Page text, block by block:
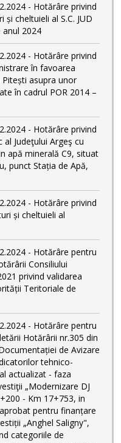
- Hotărâre privind
cheltuieli al S.C. JUD
anul 2024
- Hotărâre privind
în favoarea
Pitești asupra unor
în cadrul POR 2014 –
- Hotărâre privind
Judeţului Argeş cu
apă minerală C9, situat
punct Stația de Apă,
- Hotărâre privind
și cheltuieli al
- Hotărâre pentru
Consiliului
privind validarea
Teritoriale de
- Hotărâre pentru
Hotărârii nr.305 din
de Avizare
tehnico-
actualizat - faza
„Modernizare DJ
- Km 17+753, in
pentru finanțare
„Anghel Saligny",
categoriile de